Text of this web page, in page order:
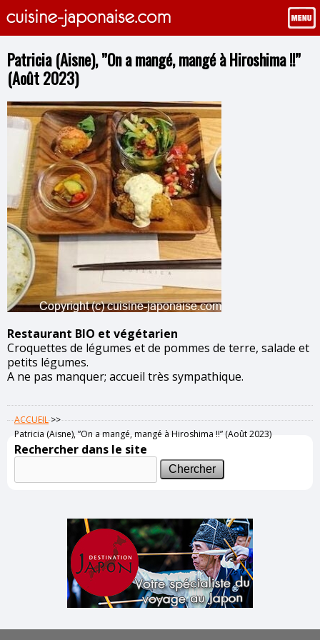
Patricia (Aisne), ”On a mangé, mangé à Hiroshima !!”
(Août 2023)
Restaurant BIO et végétarien
Croquettes de légumes et de pommes de terre, salade et
petits légumes.
A ne pas manquer; accueil très sympathique.
ACCUEIL>>
Patricia (Aisne), ”On a mangé, mangé à Hiroshima !!” (Août 2023)
Rechercher dans le site